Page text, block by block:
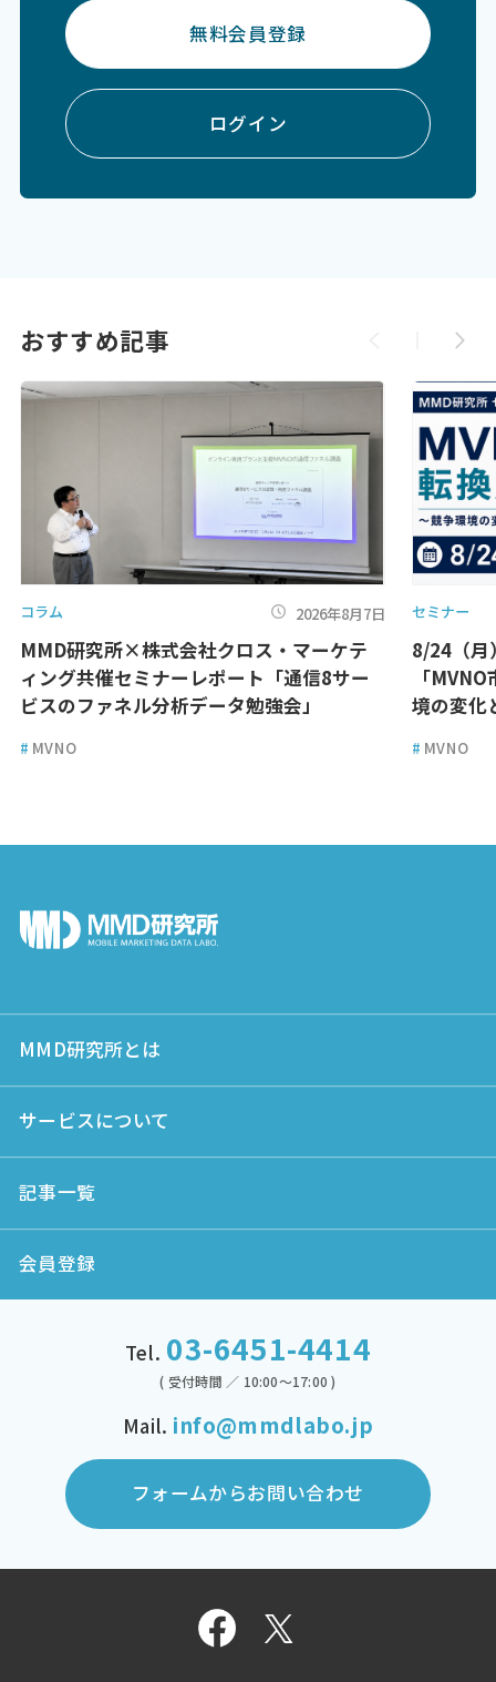
無料会員登録
ログイン
おすすめ記事
コラム 2026年8月7日
MMD研究所×株式会社クロス・マーケテ
ィング共催セミナーレポート「通信8サー
ビスのファネル分析データ勉強会」
# MVNO
セミナー
8/24（月
「
境の変化
# MVNO
MMD研究所とは
サービスについて
記事一覧
会員登録
Tel. 03-6451-4414
( 受付時間 ／ 10:00～17:00 )
Mail. info@mmdlabo.jp
フォームからお問い合わせ